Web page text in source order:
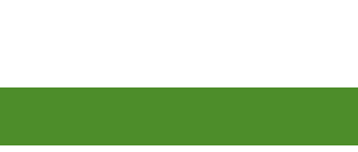
content